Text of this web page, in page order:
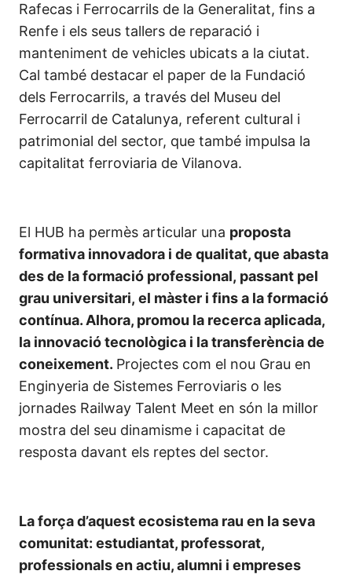
Rafecas i Ferrocarrils de la Generalitat, fins a
Renfe i els seus tallers de reparació i
manteniment de vehicles ubicats a la ciutat.
Cal també destacar el paper de la Fundació
dels Ferrocarrils, a través del Museu del
Ferrocarril de Catalunya, referent cultural i
patrimonial del sector, que també impulsa la
capitalitat ferroviaria de Vilanova.
El HUB ha permès articular una proposta
formativa innovadora i de qualitat, que abasta
des de la formació professional, passant pel
grau universitari, el màster i fins a la formació
contínua. Alhora, promou la recerca aplicada,
la innovació tecnològica i la transferència de
coneixement. Projectes com el nou Grau en
Enginyeria de Sistemes Ferroviaris o les
jornades Railway Talent Meet en són la millor
mostra del seu dinamisme i capacitat de
resposta davant els reptes del sector.
La força d’aquest ecosistema rau en la seva
comunitat: estudiantat, professorat,
professionals en actiu, alumni i empreses